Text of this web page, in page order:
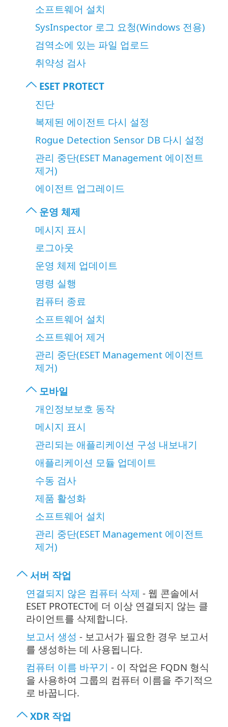
소프트웨어 설치
SysInspector 로그 요청(Windows 전용)
검역소에 있는 파일 업로드
취약성 검사
ESET PROTECT
진단
복제된 에이전트 다시 설정
Rogue Detection Sensor DB 다시 설정
관리 중단(ESET Management 에이전트
제거)
에이전트 업그레이드
운영 체제
메시지 표시
로그아웃
운영 체제 업데이트
명령 실행
컴퓨터 종료
소프트웨어 설치
소프트웨어 제거
관리 중단(ESET Management 에이전트
제거)
모바일
개인정보보호 동작
메시지 표시
관리되는 애플리케이션 구성 내보내기
애플리케이션 모듈 업데이트
수동 검사
제품 활성화
소프트웨어 설치
관리 중단(ESET Management 에이전트
제거)
서버 작업
연결되지 않은 컴퓨터 삭제 - 웹 콘솔에서
ESET PROTECT에 더 이상 연결되지 않는 클
라이언트를 삭제합니다.
보고서 생성 - 보고서가 필요한 경우 보고서
를 생성하는 데 사용됩니다.
컴퓨터 이름 바꾸기 - 이 작업은 FQDN 형식
을 사용하여 그룹의 컴퓨터 이름을 주기적으
로 바꿉니다.
XDR 작업